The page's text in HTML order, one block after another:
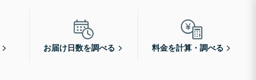
お届け日数を調べる 料金を計算・調べる